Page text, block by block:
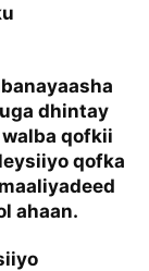
dhintay
qofkii
qofka
ahaan.